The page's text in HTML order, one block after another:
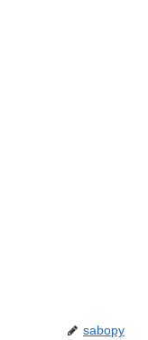
sabopy